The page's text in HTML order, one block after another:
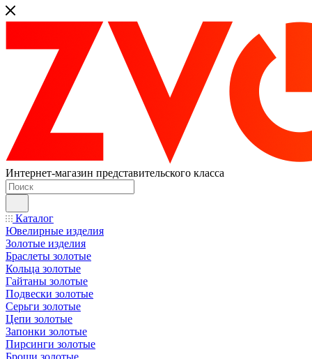
Интернет-магазин представительского класса
Каталог
Ювелирные изделия
Золотые изделия
Браслеты золотые
Кольца золотые
Гайтаны золотые
Подвески золотые
Серьги золотые
Цепи золотые
Запонки золотые
Пирсинги золотые
Броши золотые